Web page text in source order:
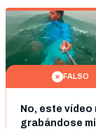
FALSO
No, este
grabándose